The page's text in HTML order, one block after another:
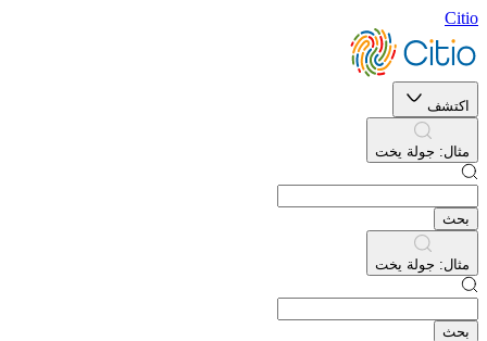
Citio
اكتشف
مثال: جولة يخت
بحث
مثال: جولة يخت
بحث